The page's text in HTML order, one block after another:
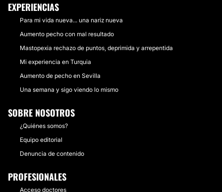
EXPERIENCIAS
Para mi vida nueva... una nariz nueva
Aumento pecho con mal resultado
Mastopexia rechazo de puntos, deprimida y arrepentida
Mi experiencia en Turquia
Aumento de pecho en Sevilla
Una semana y sigo viendo lo mismo
SOBRE NOSOTROS
¿Quiénes somos?
Equipo editorial
Denuncia de contenido
PROFESIONALES
Acceso doctores